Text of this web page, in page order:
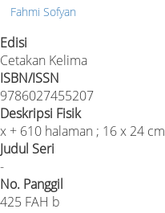
Fahmi Sofyan
Edisi
Cetakan Kelima
ISBN/ISSN
9786027455207
Deskripsi Fisik
x + 610 halaman ; 16 x 24 cm
Judul Seri
-
No. Panggil
425 FAH b